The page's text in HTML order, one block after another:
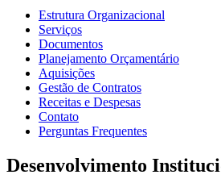
Estrutura Organizacional
Serviços
Documentos
Planejamento Orçamentário
Aquisições
Gestão de Contratos
Receitas e Despesas
Contato
Perguntas Frequentes
Desenvolvimento